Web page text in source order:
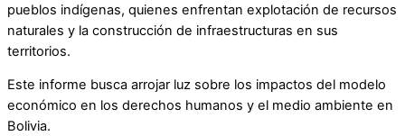
pueblos indígenas, quienes enfrentan explotación de recursos
naturales y la construcción de infraestructuras en sus
territorios.
Este informe busca arrojar luz sobre los impactos del modelo
económico en los derechos humanos y el medio ambiente en
Bolivia.